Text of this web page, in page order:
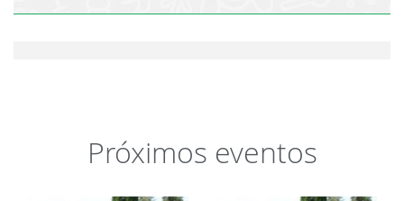
Próximos eventos